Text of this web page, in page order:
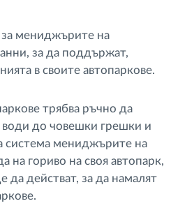
за мениджърите на
за да поддържат,
в своите автопаркове.
трябва ръчно да
води до човешки грешки и
система мениджърите на
на гориво на своя автопарк,
да действат, за да намалят